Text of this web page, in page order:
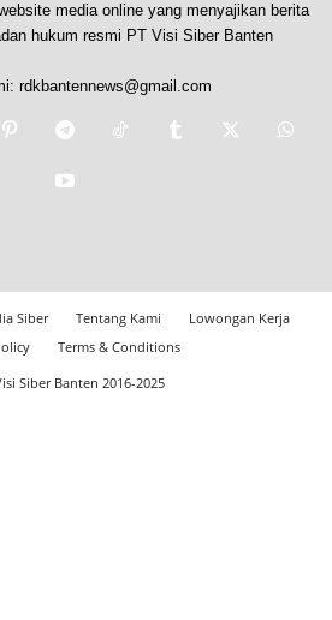
media online yang menyajikan berita
hukum resmi PT Visi Siber Banten
rdkbantennews@gmail.com
Siber Tentang Kami
Lowongan Kerja
Terms & Conditions
Siber Banten 2016-2025